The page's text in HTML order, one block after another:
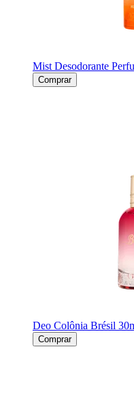
Mist Desodorante
Comprar
Deo Colônia Brésil
Comprar